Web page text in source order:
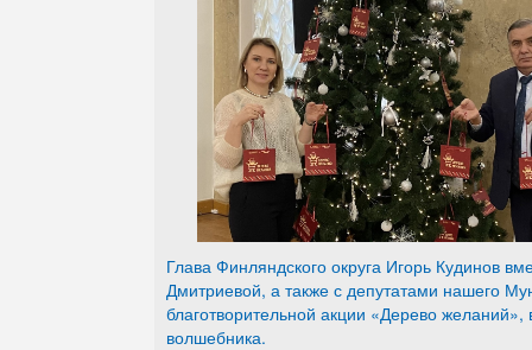
Глава Финляндского округа Игорь Кудинов
Дмитриевой, а также с депутатами нашего
благотворительной акции «Дерево
волшебника.